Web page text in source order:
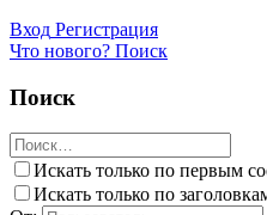
Вход Регистрация
Что нового? Поиск
Поиск
Искать только по первым
Искать только по